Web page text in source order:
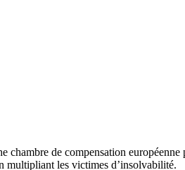
de compensation
multipliant les victimes d’insolvabilité.